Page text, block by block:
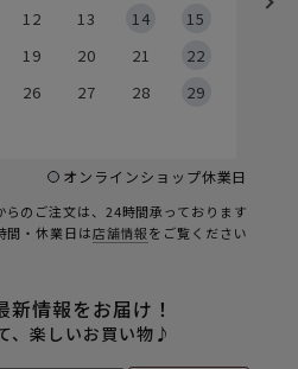
12 13 14
15
19 20 21
22
26 27 28
29
オンラインショップ休業日
のご注文は、24時間承っております
・休業日は店舗情報をご覧ください
情報をお届け！
、楽しいお買い物♪